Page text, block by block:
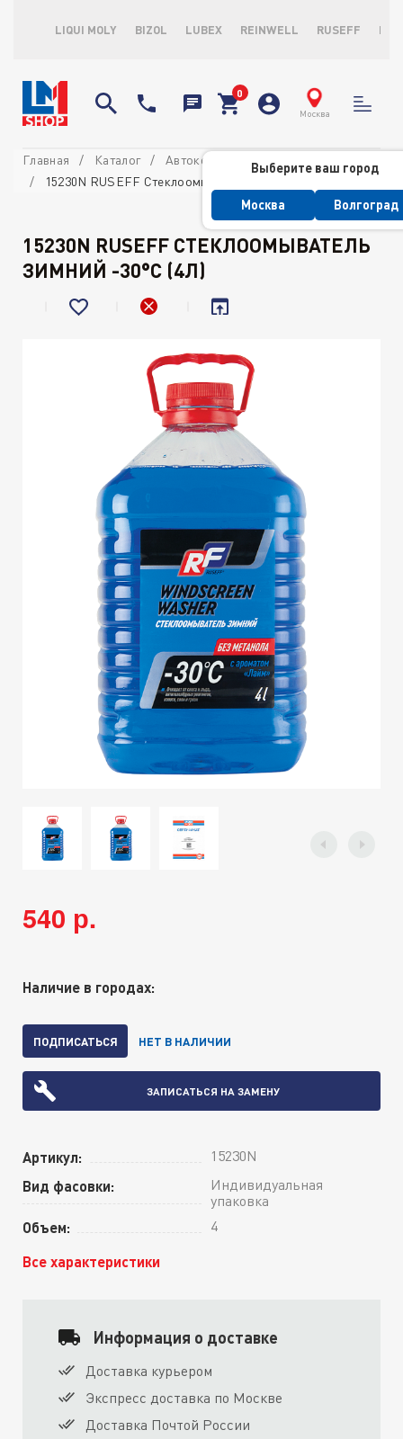
LIQUI MOLY BIZOL LUBEX REINWELL RUSEFF
Москва
Выберите ваш город
Москва Волгоград
Главная Каталог Автокосметика
15230N RUSEFF Стеклоомыватель зимний -30°С (4л)
15230N RUSEFF СТЕКЛООМЫВАТЕЛЬ
ЗИМНИЙ -30°С (4Л)
540 р.
Наличие в городах:
ПОДПИСАТЬСЯ НЕТ В НАЛИЧИИ
ЗАПИСАТЬСЯ НА ЗАМЕНУ
Артикул: 15230N
Вид фасовки:
Индивидуальная
упаковка
Объем: 4
Все характеристики
Информация о доставке
Доставка курьером
Экспресс доставка по Москве
Доставка Почтой России